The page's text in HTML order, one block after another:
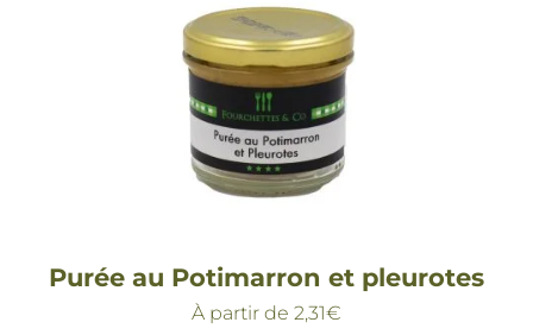
Purée au Potimarron et pleurotes
À partir de 2,31€